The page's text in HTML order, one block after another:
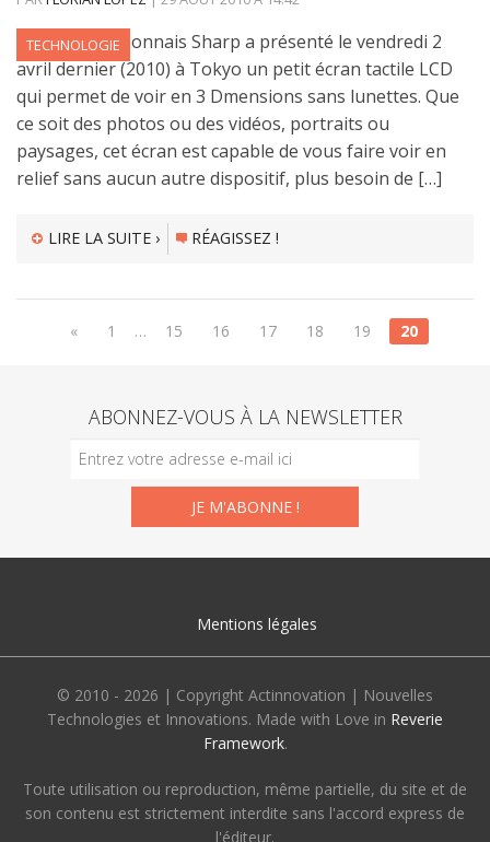
TECHNOLOGIE
Le groupe japonnais Sharp a présenté le vendredi 2
avril dernier (2010) à Tokyo un petit écran tactile LCD
qui permet de voir en 3 Dmensions sans lunettes. Que
ce soit des photos ou des vidéos, portraits ou
paysages, cet écran est capable de vous faire voir en
relief sans aucun autre dispositif, plus besoin de […]
LIRE LA SUITE › RÉAGISSEZ !
« 1 … 15 16 17 18 19 20
ABONNEZ-VOUS À LA NEWSLETTER
Mentions légales
© 2010 - 2026 | Copyright Actinnovation | Nouvelles
Technologies et Innovations. Made with Love in Reverie
Framework.
Toute utilisation ou reproduction, même partielle, du site et de
son contenu est strictement interdite sans l'accord express de
l'éditeur.